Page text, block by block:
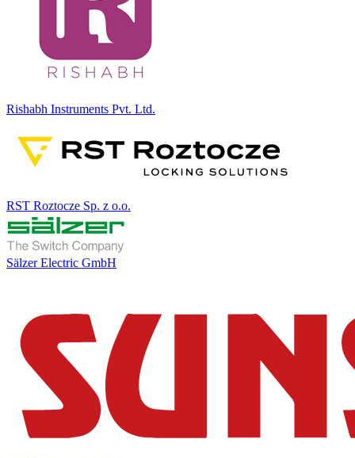
Rishabh Instruments Pvt. Ltd.
RST Roztocze Sp. z o.o.
Sälzer Electric GmbH